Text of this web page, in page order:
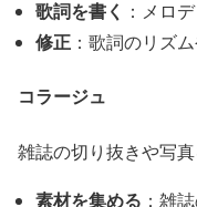
歌詞を書く ：メロ
修正 ：歌詞のリズ
コラージュ
雑誌の切り抜きや写
素材を集める ：雑